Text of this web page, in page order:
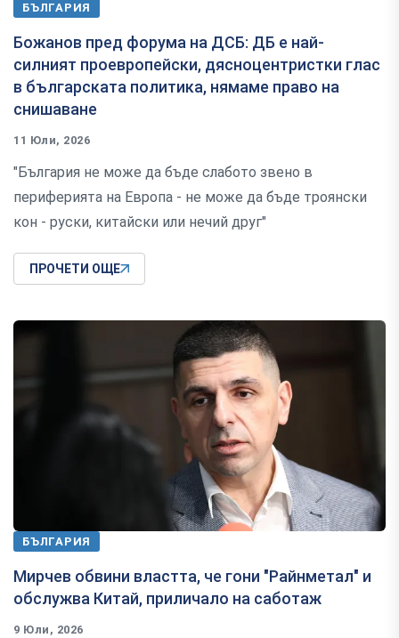
БЪЛГАРИЯ
Божанов пред форума на ДСБ: ДБ е най-
силният проевропейски, дясноцентристки глас
в българската политика, нямаме право на
снишаване
11 Юли, 2026
"България не може да бъде слабото звено в
периферията на Европа - не може да бъде троянски
кон - руски, китайски или нечий друг"
ПРОЧЕТИ ОЩЕ
БЪЛГАРИЯ
Мирчев обвини властта, че гони "Райнметал" и
обслужва Китай, приличало на саботаж
9 Юли, 2026